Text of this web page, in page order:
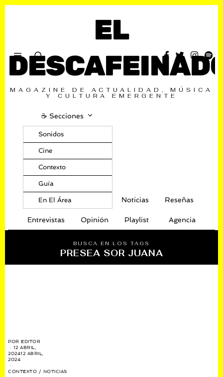
EL
MAGAZINE DE ACTUALIDAD, MÚSICA
Y CULTURA EMERGENTE
☕️ Secciones
Sonidos
Cine
Contexto
Guía
En El Área Noticias Reseñas
Entrevistas Opinión Playlist Agencia
BUSCA EN LOS TAGS
PRESEA SOR JUANA
POREDITOR
12 ABRIL,
202412 ABRIL,
2024
CONTEXTO / NOTICIAS